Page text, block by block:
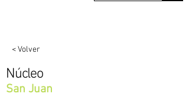
< Volver
Núcleo
San Juan